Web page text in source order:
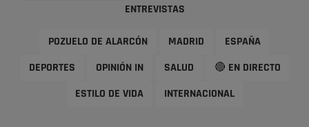
ENTREVISTAS
POZUELO DE ALARCÓN MADRID ESPAÑA
DEPORTES OPINIÓN IN SALUD 🔴 EN DIRECTO
ESTILO DE VIDA INTERNACIONAL